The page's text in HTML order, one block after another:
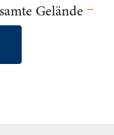
Gelände